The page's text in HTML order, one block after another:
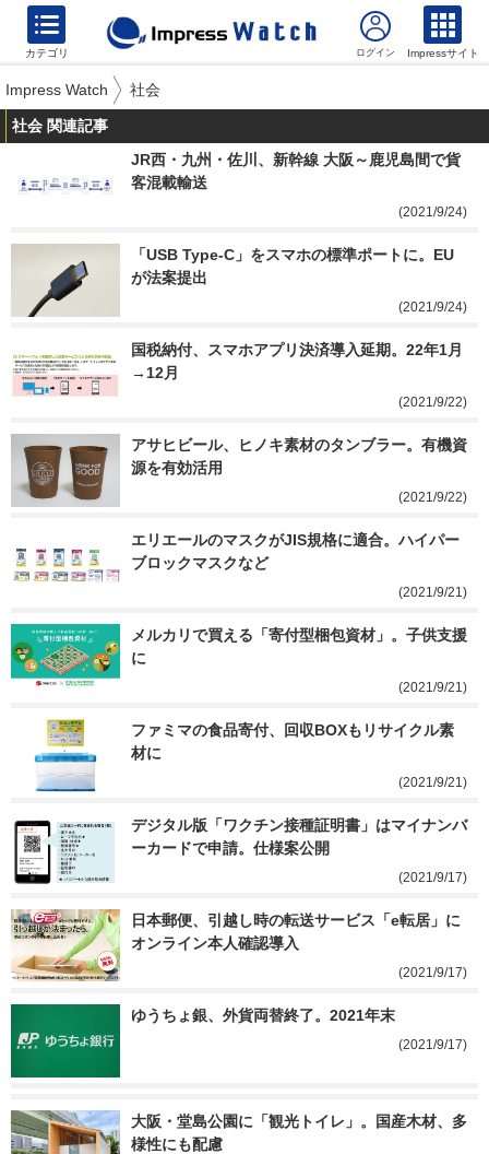
カテゴリ Impressサイト
Impress Watch 社会
社会 関連記事
JR西・九州・佐川、新幹線 大阪～鹿児島間で貨
客混載輸送
(2021/9/24)
「USB Type-C」をスマホの標準ポートに。EU
が法案提出
(2021/9/24)
国税納付、スマホアプリ決済導入延期。22年1月
→12月
(2021/9/22)
アサヒビール、ヒノキ素材のタンブラー。有機資
源を有効活用
(2021/9/22)
エリエールのマスクがJIS規格に適合。ハイパー
ブロックマスクなど
(2021/9/21)
メルカリで買える「寄付型梱包資材」。子供支援
に
(2021/9/21)
ファミマの食品寄付、回収BOXもリサイクル素
材に
(2021/9/21)
デジタル版「ワクチン接種証明書」はマイナンバ
ーカードで申請。仕様案公開
(2021/9/17)
日本郵便、引越し時の転送サービス「e転居」に
オンライン本人確認導入
(2021/9/17)
ゆうちょ銀、外貨両替終了。2021年末
(2021/9/17)
大阪・堂島公園に「観光トイレ」。国産木材、多
様性にも配慮